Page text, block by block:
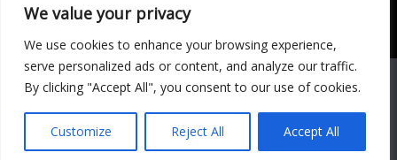
We value your privacy
We use cookies to enhance your browsing experience,
serve personalized ads or content, and analyze our traffic.
By clicking "Accept All", you consent to our use of cookies.
Customize Reject All Accept All
Todo conteúdo publicado neste portal, incluindo textos,
responsabilidade do autor. © 2020 - 2024 Todos os direitos
reservados ao site Matéria Livre Royale News by
Themebeez
Economia
Famosos
Cultura
Música
We use cookies to ensure that we give you the best
experience on our website. If you continue to use this site we
will assume that you are happy with it.